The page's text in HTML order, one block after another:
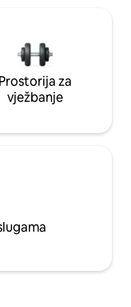
Prostorija za
vježbanje